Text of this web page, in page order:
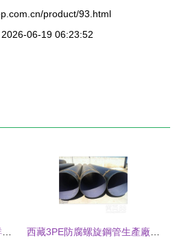
product/93.html
06-19 06:23:52
阜陽過路用防腐鋼管產品詳解 從選材到工程應用的全方位指南 西藏3PE防腐螺旋鋼管生產廠家專業推薦 高質量管件解決方案